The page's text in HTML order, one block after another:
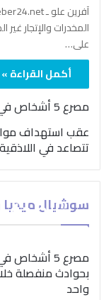
المخدرات والإتجار
على…
أكمل القراءة »
مصرع 5 أشخاص في سوريا بحوادث منفصلة خلال يوم واحد
عقب استهداف
تتصاعد في اللاذقية
سوشيال“الصحة
ضرورة
مصرع 5
بحوادث منفصلة
واحد